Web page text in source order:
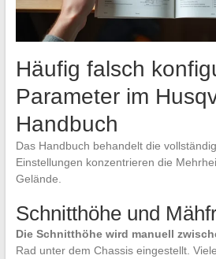
Häufig falsch
Parameter im
Handbuch
Das Handbuch behandelt die
Einstellungen konzentrieren die
Gelände.
Schnitthöhe und
Die Schnitthöhe wird manuell
Rad unter dem Chassis eingestellt.